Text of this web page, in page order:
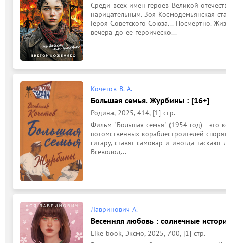
Среди всех имен героев Великой
нарицательным. Зоя Космодемьянская
Героя Советского Союза... Посмертно.
вечера до ее героическо...
Кочетов В. А.
Большая семья. Журбины : [16+]
Родина, 2025, 414, [1] стр.
Фильм "Большая семья" (1954 год) - это
потомственных кораблестроителей
гитару, ставят самовар и иногда
Всеволод...
Лавринович А.
Весенняя любовь : солнечные
Like book, Эксмо, 2025, 700, [1] стр.